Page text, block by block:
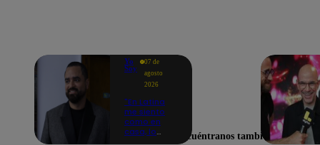
Yo
Soy
07 de
agosto
2026
"En Latina
me siento
como en
casa, lo
Encuéntranos también en